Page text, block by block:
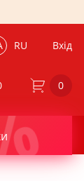
RU Вхід
0